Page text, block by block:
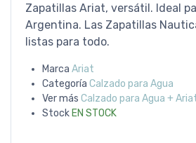
Zapatillas Ariat, versátil. Ideal
Argentina. Las Zapatillas
listas para todo.
Marca Ariat
Categoría Calzado para Agua
Ver más Calzado para Agua +
Stock EN STOCK